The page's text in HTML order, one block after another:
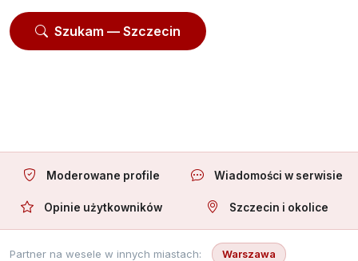
Szukam — Szczecin
Moderowane profile Wiadomości w serwisie
Opinie użytkowników Szczecin i okolice
Partner na wesele w innych miastach: Warszawa